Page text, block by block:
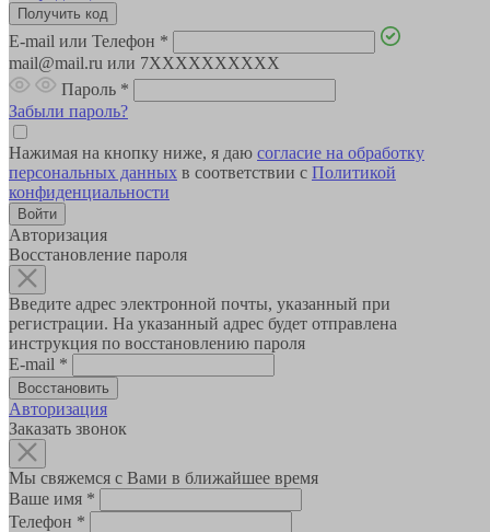
E-mail или Телефон *
mail@mail.ru или 7XXXXXXXXXX
Пароль *
Забыли пароль?
Нажимая на кнопку ниже, я даю согласие на обработку
персональных данных в соответствии с Политикой
конфиденциальности
Авторизация
Восстановление пароля
Введите адрес электронной почты, указанный при
регистрации. На указанный адрес будет отправлена
инструкция по восстановлению пароля
E-mail *
Авторизация
Заказать звонок
Мы свяжемся с Вами в ближайшее время
Ваше имя *
Телефон *